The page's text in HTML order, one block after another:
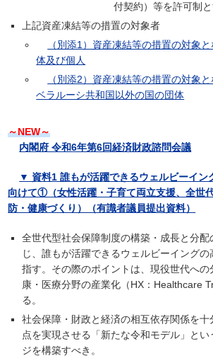
付契約）等を許可制と
上記資産凍結等の措置の対象者
（別添1）資産凍結等の措置の対象
体及び個人
（別添2）資産凍結等の措置の対象
ベラルーシ共和国以外の国の団体
～NEW～
内閣府 令和6年第6回経済財政諮問会議
▼ 資料1 誰もが活躍できるウェルビーイン
向けて①（女性活躍・子育て両立支援、全世
防・健康づくり）（有識者議員提出資料）
全世代型社会保障制度の構築・成長と分配
じ、誰もが活躍できるウェルビーイングの
指す。その際のポイントは、現役世代への
康・医療分野の産業化（HX：Healthcare
る。
社会保障・財政と経済の相互依存関係を
点を実現させる「新たな令和モデル」と
ジを構築すべき。